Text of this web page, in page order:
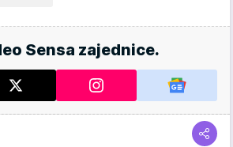
Sensa zajednice.